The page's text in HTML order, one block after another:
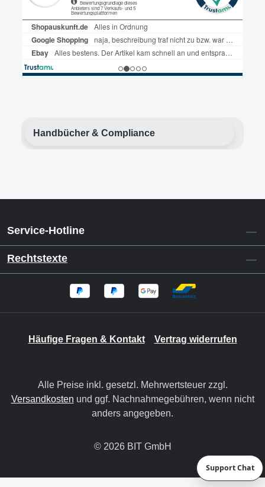
Handbücher & Compliance
Service-Hotline
Rechtstexte
Häufige Fragen & Kontakt Vertrag widerrufen
Alle Preise inkl. gesetzl. Mehrwertsteuer zzgl.
Versandkosten und ggf. Nachnahmegebühren, wenn nicht
anders angegeben.
© 2026 BIT GmbH
Support Chat